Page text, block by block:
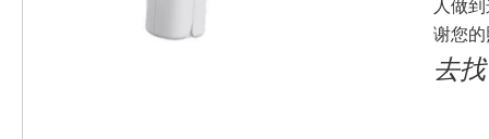
人做
谢您
去找